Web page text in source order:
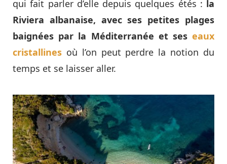
qui fait parler d’elle depuis quelques étés : la
Riviera albanaise, avec ses petites plages
baignées par la Méditerranée et ses eaux
cristallines où l’on peut perdre la notion du
temps et se laisser aller.